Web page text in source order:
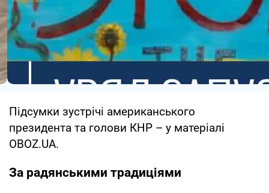
Підсумки зустрічі американського
президента та голови КНР – у матеріалі
OBOZ.UA.
За радянськими традиціями